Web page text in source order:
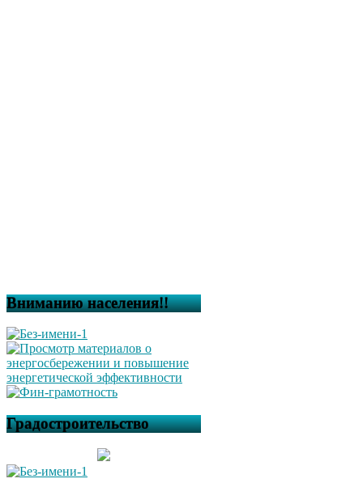
Вниманию населения!!
Градостроительство